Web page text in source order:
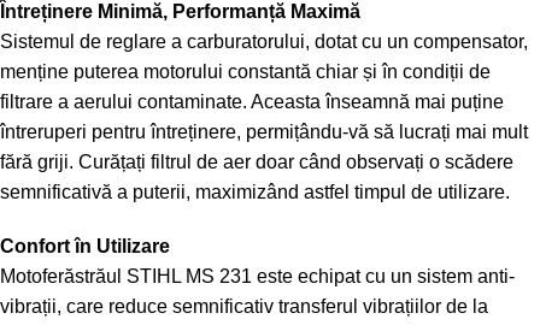
Întreținere Minimă, Performanță Maximă
Sistemul de reglare a carburatorului, dotat cu un compensator,
menține puterea motorului constantă chiar și în condiții de
filtrare a aerului contaminate. Aceasta înseamnă mai puține
întreruperi pentru întreținere, permițându-vă să lucrați mai mult
fără griji. Curățați filtrul de aer doar când observați o scădere
semnificativă a puterii, maximizând astfel timpul de utilizare.
Confort în Utilizare
Motoferăstrăul STIHL MS 231 este echipat cu un sistem anti-
vibrații, care reduce semnificativ transferul vibrațiilor de la